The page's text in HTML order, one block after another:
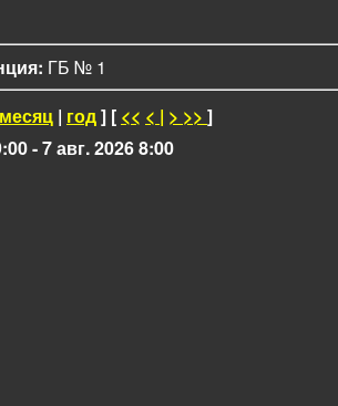
ГБ № 1
месяц | год] [ << < | > >> ]
- 7 авг. 2026 8:00